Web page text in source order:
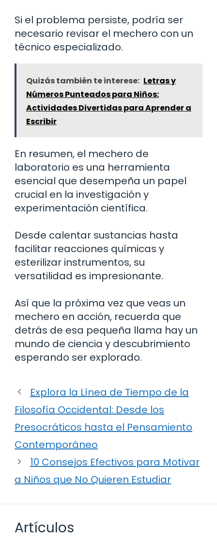
Si el problema persiste, podría ser
necesario revisar el mechero con un
técnico especializado.
Quizás también te interese: Letras y
Números Punteados para Niños:
Actividades Divertidas para Aprender a
Escribir
En resumen, el mechero de
laboratorio es una herramienta
esencial que desempeña un papel
crucial en la investigación y
experimentación científica.
Desde calentar sustancias hasta
facilitar reacciones químicas y
esterilizar instrumentos, su
versatilidad es impresionante.
Así que la próxima vez que veas un
mechero en acción, recuerda que
detrás de esa pequeña llama hay un
mundo de ciencia y descubrimiento
esperando ser explorado.
Explora la Línea de Tiempo de la
Filosofía Occidental: Desde los
Presocráticos hasta el Pensamiento
Contemporáneo
10 Consejos Efectivos para Motivar
a Niños que No Quieren Estudiar
Artículos